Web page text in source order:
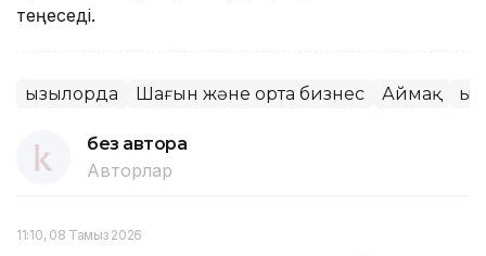
теңеседі.
Қызылорда Шағын және орта бизнес Аймақ
без автора
Авторлар
11:10, 08 Тамыз 2026